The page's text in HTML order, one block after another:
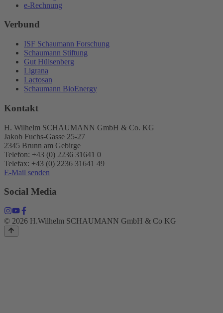
e-Rechnung
Verbund
ISF Schaumann Forschung
Schaumann Stiftung
Gut Hülsenberg
Ligrana
Lactosan
Schaumann BioEnergy
Kontakt
H. Wilhelm SCHAUMANN GmbH & Co. KG
Jakob Fuchs-Gasse 25-27
2345 Brunn am Gebirge
Telefon: +43 (0) 2236 31641 0
Telefax: +43 (0) 2236 31641 49
E-Mail senden
Social Media
© 2026 H.Wilhelm SCHAUMANN GmbH & Co KG